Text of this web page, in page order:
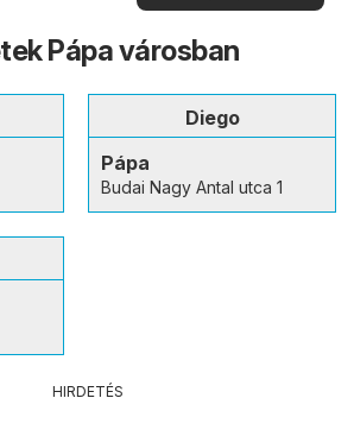
Pápa városban
Diego
Pápa
Budai Nagy Antal utca 1
HIRDETÉS